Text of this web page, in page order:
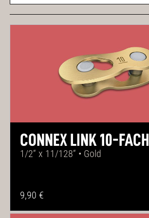
CONNEX LINK 10-FACH
1/2“ x 11/128“ • Gold
9,90 €